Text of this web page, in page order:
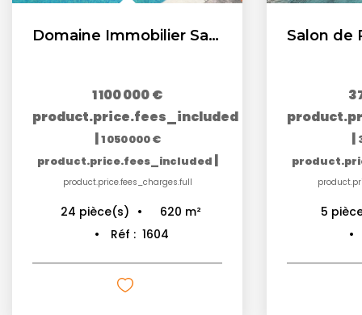
Domaine Immobilier Salon De Provence 620 m2
1 100 000 €
product.price.fees_included
|1 050 000 €
product.price.fees_included |
product.price.fees_charges.full
24 pièce(s) 620 m²
Réf : 1604
|
5